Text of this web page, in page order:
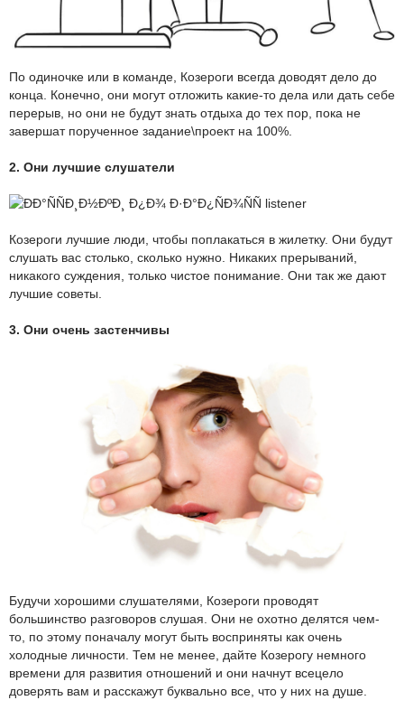
По одиночке или в команде, Козероги всегда доводят дело до
конца. Конечно, они могут отложить какие-то дела или дать себе
перерыв, но они не будут знать отдыха до тех пор, пока не
завершат порученное задание\проект на 100%.
2. Они лучшие слушатели
Козероги лучшие люди, чтобы поплакаться в жилетку. Они будут
слушать вас столько, сколько нужно. Никаких прерываний,
никакого суждения, только чистое понимание. Они так же дают
лучшие советы.
3. Они очень застенчивы
Будучи хорошими слушателями, Козероги проводят
большинство разговоров слушая. Они не охотно делятся чем-
то, по этому поначалу могут быть восприняты как очень
холодные личности. Тем не менее, дайте Козерогу немного
времени для развития отношений и они начнут всецело
доверять вам и расскажут буквально все, что у них на душе.